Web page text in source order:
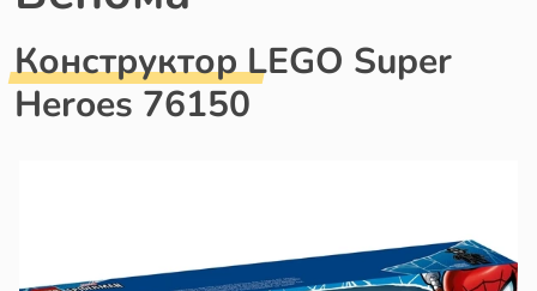
Конструктор LEGO Super
Heroes 76150